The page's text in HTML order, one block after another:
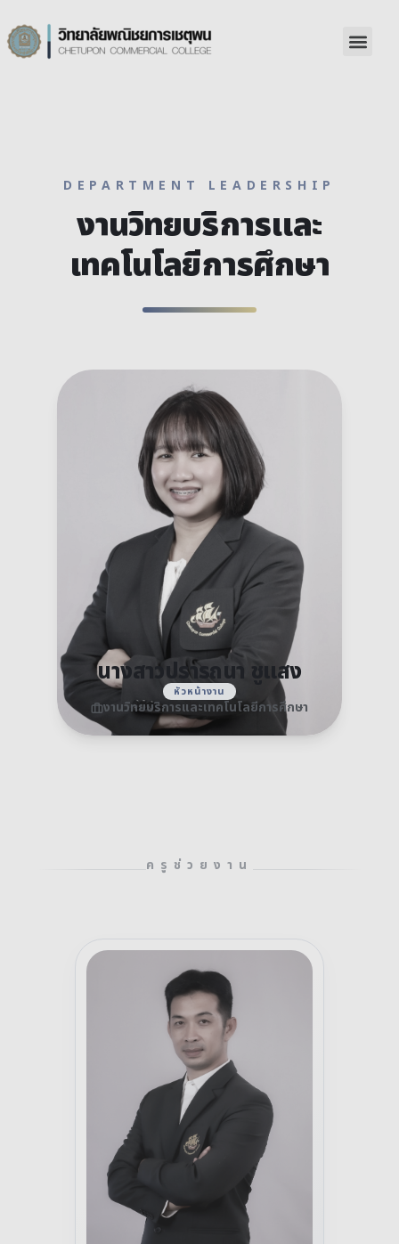
DEPARTMENT LEADERSHIP
งานวิทยบริการและ
เทคโนโลยีการศึกษา
นางสาวปรารถนา ชูแสง
หัวหน้างาน
งานวิทยบริการและเทคโนโลยีการศึกษา
ครูช่วยงาน